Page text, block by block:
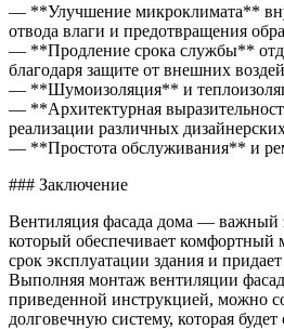
— **Улучшение микроклимата**
отвода влаги и предотвращения
— **Продление срока службы**
благодаря защите от внешних
— **Шумоизоляция** и
— **Архитектурная
реализации различных
— **Простота обслуживания** и
### Заключение
Вентиляция фасада дома — важный
который обеспечивает комфортный
срок эксплуатации здания и
Выполняя монтаж вентиляции
приведенной инструкцией, можно
долговечную систему, которая